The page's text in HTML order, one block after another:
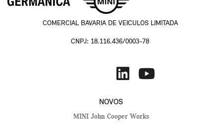
COMERCIAL BAVARIA DE VEICULOS LIMITADA
CNPJ: 18.116.436/0003-78
NOVOS
MINI John Cooper Works